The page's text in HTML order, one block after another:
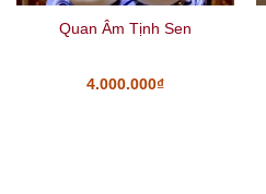
Quan Âm Tịnh Sen
4.000.000₫